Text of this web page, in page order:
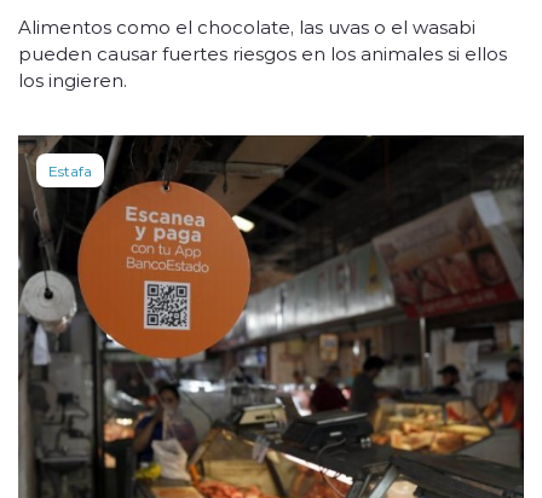
Alimentos como el chocolate, las uvas o el wasabi
pueden causar fuertes riesgos en los animales si ellos
los ingieren.
Estafa